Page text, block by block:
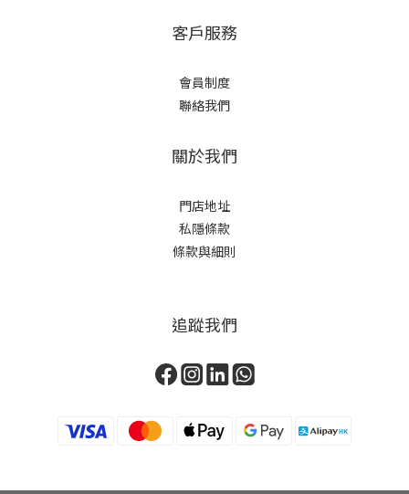
客戶服務
會員制度
聯絡我們
關於我們
門店地址
私隱條款
條款與細則
追蹤我們